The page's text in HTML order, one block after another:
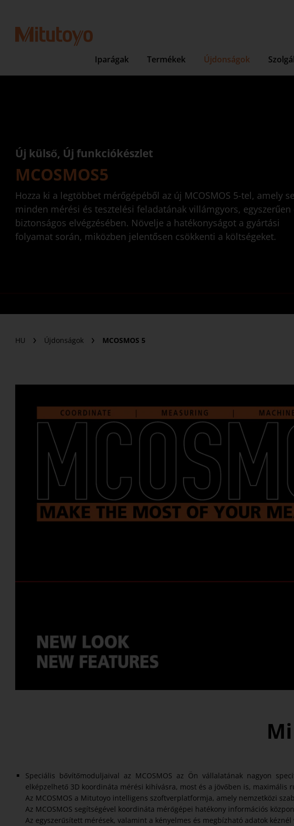
Iparágak Termékek Újdonságok
Új külső, Új funkciókészlet
MCOSMOS5
Hozza ki a legtöbbet mérőgépéből az új MCOSMOS 5-tel, amely
minden mérési és tesztelési feladatának villámgyors, egyszerűen
biztonságos elvégzésében. Növelje a hatékonyságot a gyártási
folyamat során, miközben jelentősen csökkenti a költségeket.
HU Újdonságok MCOSMOS 5
Speciális bővítőmoduljaival az MCOSMOS az Ön vállalatának nagyon
elképzelhető 3D koordináta mérési kihívásra, most és a jövőben is, maximális
Az MCOSMOS a Mitutoyo intelligens szoftverplatformja, amely nemzetközi
Az MCOSMOS segítségével koordináta mérőgépei hatékony információs
Az egyszerűsített mérések, valamint a kényelmes és megbízható adatok